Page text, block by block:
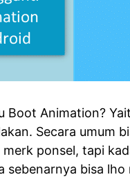
Boot Animation?
Secara umum
ponsel, tapi
sebenarnya bisa